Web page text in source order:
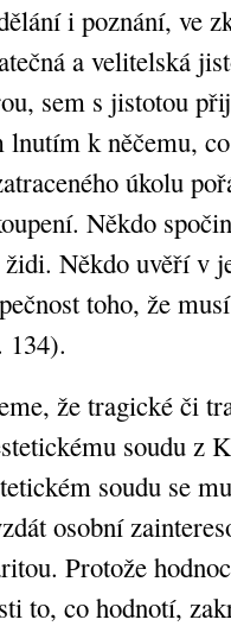
i poznání, ve
a velitelská
sem s jistotou
k něčemu,
úkolu
Někdo
Někdo uvěří v
toho, že
134).
že tragické či
soudu z
soudu se
osobní
Protože
to, co hodnotí,